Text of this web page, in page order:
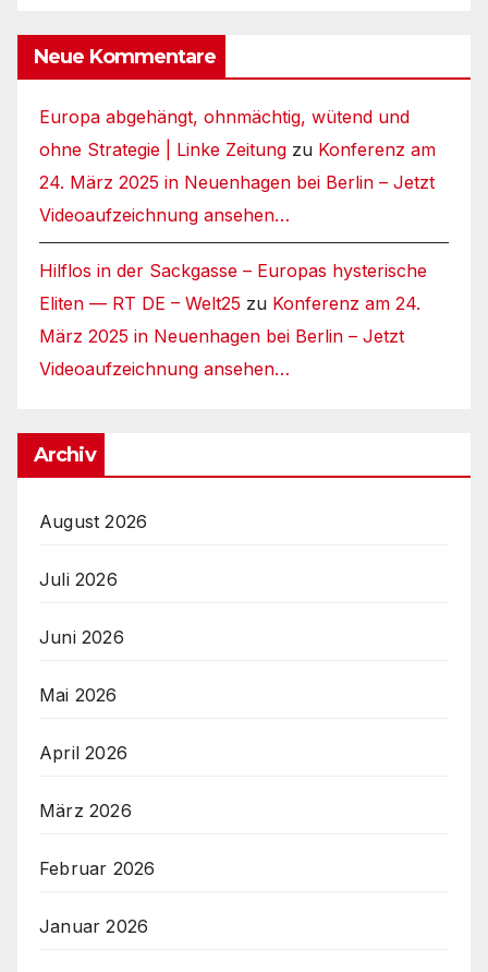
Neue Kommentare
Europa abgehängt, ohnmächtig, wütend und
ohne Strategie | Linke Zeitung zu Konferenz am
24. März 2025 in Neuenhagen bei Berlin – Jetzt
Videoaufzeichnung ansehen…
Hilflos in der Sackgasse – Europas hysterische
Eliten — RT DE – Welt25 zu Konferenz am 24.
März 2025 in Neuenhagen bei Berlin – Jetzt
Videoaufzeichnung ansehen…
Archiv
August 2026
Juli 2026
Juni 2026
Mai 2026
April 2026
März 2026
Februar 2026
Januar 2026